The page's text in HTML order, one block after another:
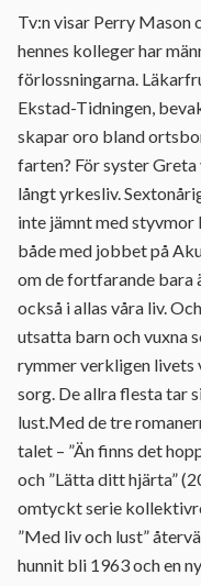
Tv:n visar Perry Mason
hennes kolleger har
förlossningarna.
Ekstad-Tidningen,
skapar oro bland
farten? För syster
långt yrkesliv.
inte jämnt med
både med jobbet på
om de fortfarande bara
också i allas våra liv.
utsatta barn och vuxna
rymmer verkligen livets
sorg. De allra flesta tar
lust.Med de tre
talet – ”Än finns det
och ”Lätta ditt hjärta”
omtyckt serie
”Med liv och lust”
hunnit bli 1963 och en